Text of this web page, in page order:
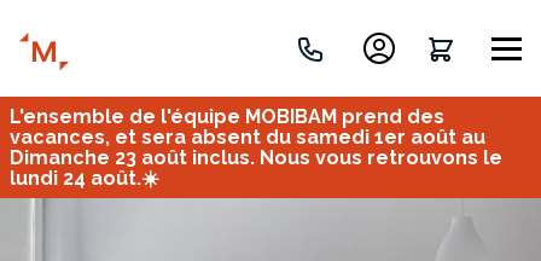
Créez votre projet de A à Z
L'ensemble de l'équipe MOBIBAM prend des
vacances, et sera absent du samedi 1er août au
Dimanche 23 août inclus. Nous vous retrouvons le
lundi 24 août.☀️